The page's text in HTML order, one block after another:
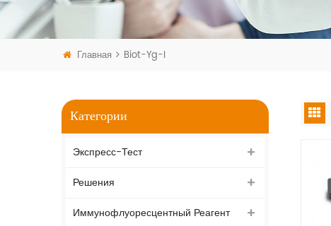
Главная Biot-Yg-I
Категории
Экспресс-Тест
Решения
Иммунофлуоресцентный Реагент